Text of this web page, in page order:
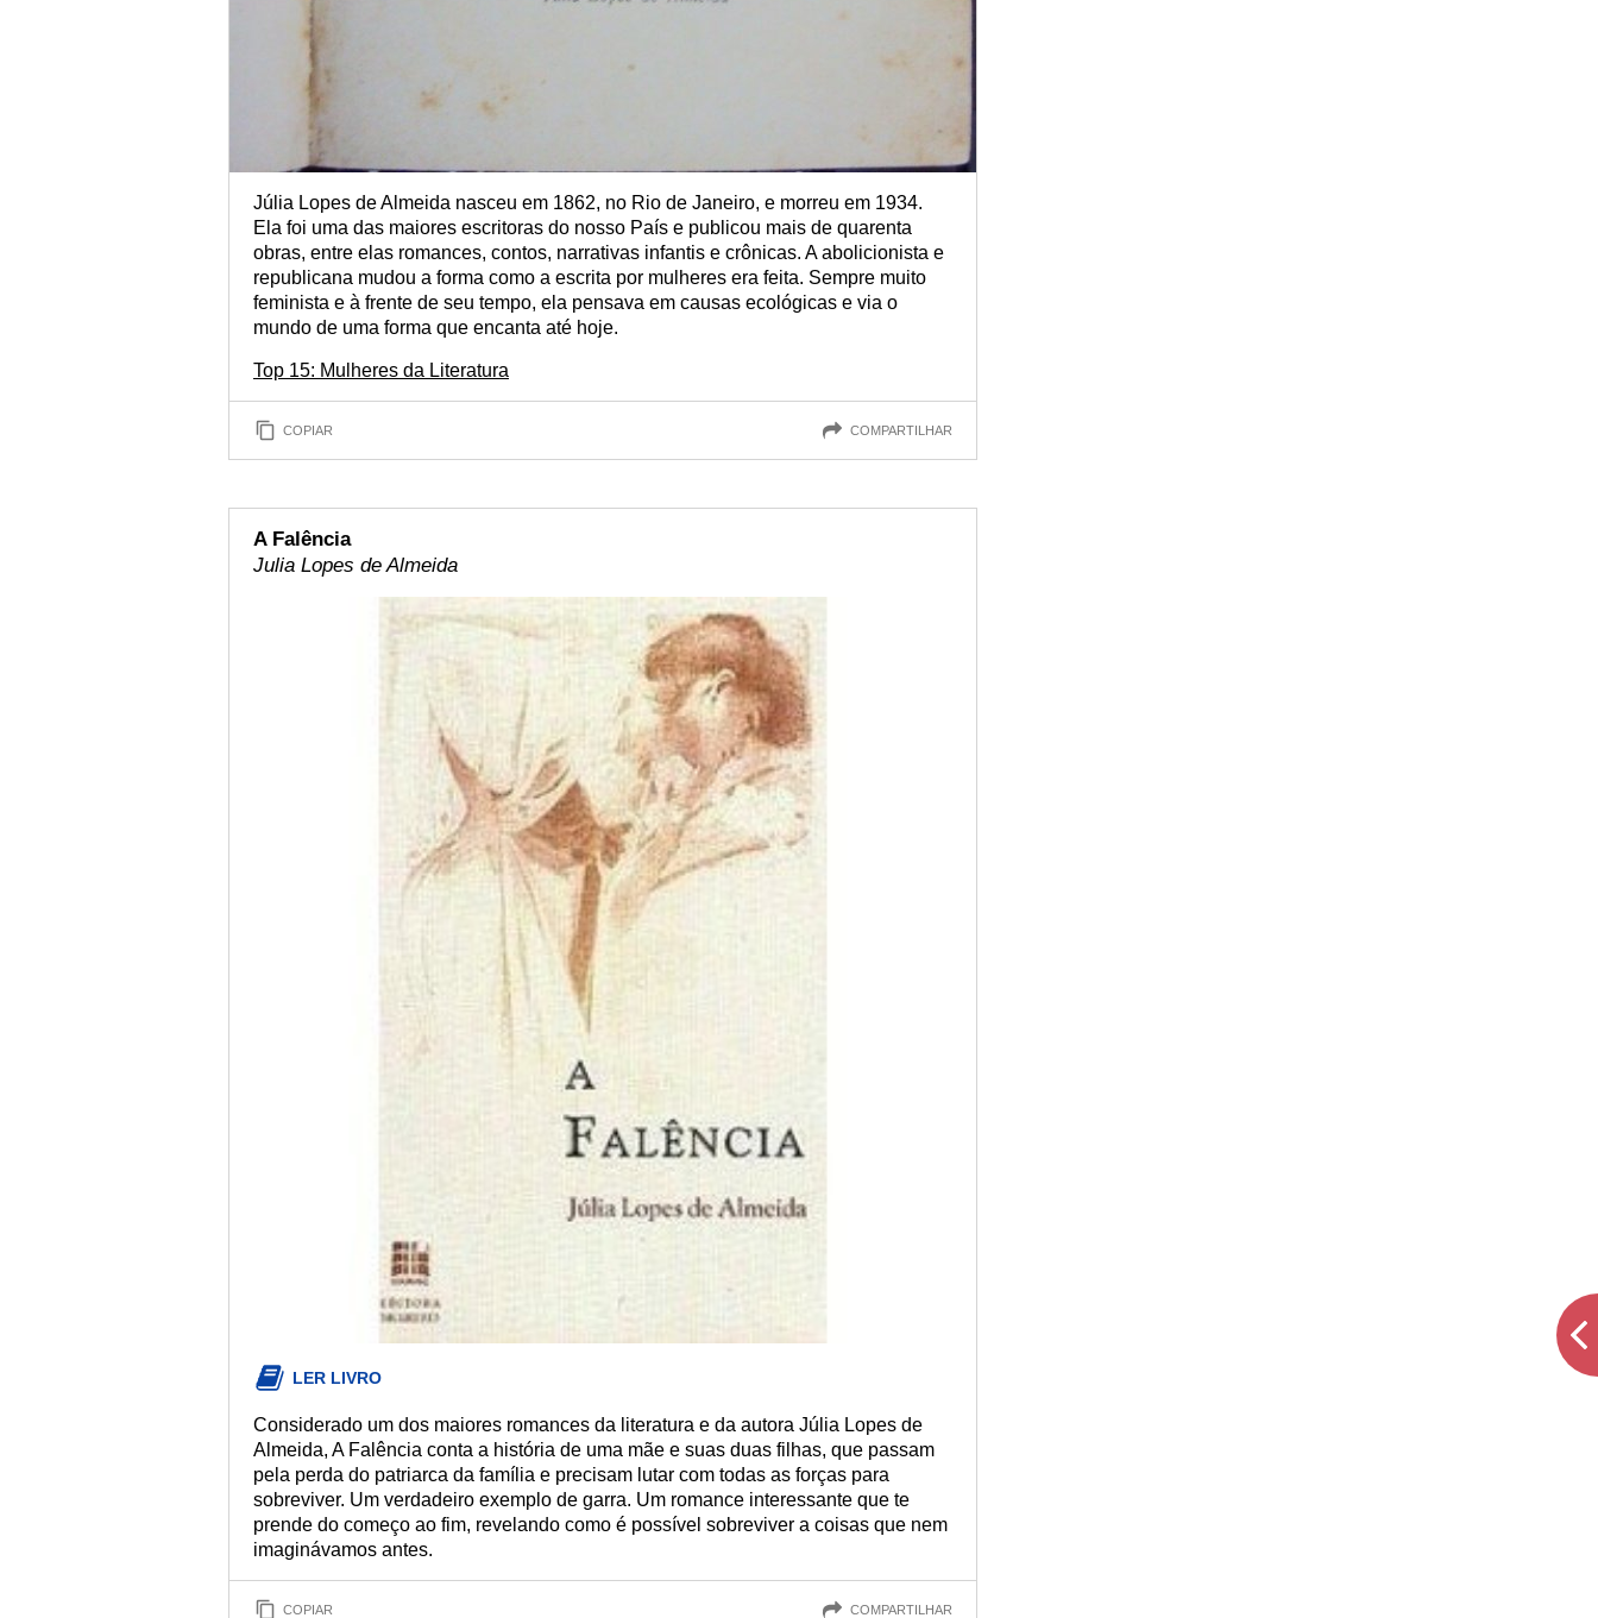
Júlia Lopes de Almeida nasceu em 1862, no Rio de Janeiro, e morreu em 1934.
Ela foi uma das maiores escritoras do nosso País e publicou mais de quarenta
obras, entre elas romances, contos, narrativas infantis e crônicas. A abolicionista e
republicana mudou a forma como a escrita por mulheres era feita. Sempre muito
feminista e à frente de seu tempo, ela pensava em causas ecológicas e via o
mundo de uma forma que encanta até hoje.
Top 15: Mulheres da Literatura
COPIAR COMPARTILHAR
A Falência
Julia Lopes de Almeida
LER LIVRO
Considerado um dos maiores romances da literatura e da autora Júlia Lopes de
Almeida, A Falência conta a história de uma mãe e suas duas filhas, que passam
pela perda do patriarca da família e precisam lutar com todas as forças para
sobreviver. Um verdadeiro exemplo de garra. Um romance interessante que te
prende do começo ao fim, revelando como é possível sobreviver a coisas que nem
imaginávamos antes.
COPIAR COMPARTILHAR